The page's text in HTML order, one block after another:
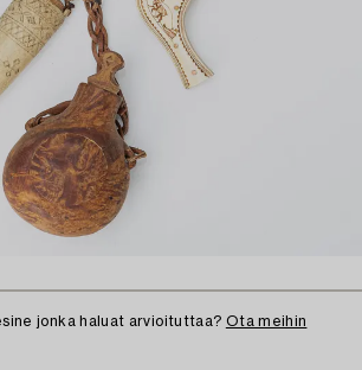
jonka haluat arvioituttaa? Ota meihin